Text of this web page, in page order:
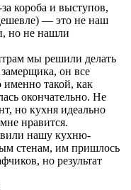
короба и выступов,
— это не наш
но не нашли
мы решили делать
он все
такой, как
окончательно. Не
но кухня идеально
нравится.
нашу кухню-
стенам, им пришлось
но результат